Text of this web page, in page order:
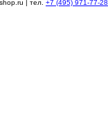
| тел. +7 (495) 971-77-28